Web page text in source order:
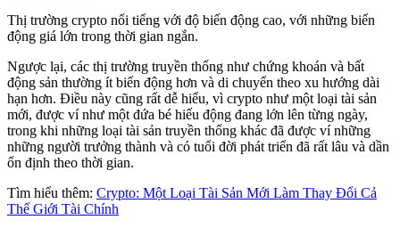
Thị trường crypto nổi tiếng với độ biến động cao, với những biến
động giá lớn trong thời gian ngắn.
Ngược lại, các thị trường truyền thống như chứng khoán và bất
động sản thường ít biến động hơn và di chuyển theo xu hướng dài
hạn hơn. Điều này cũng rất dễ hiểu, vì crypto như một loại tài sản
mới, được ví như một đứa bé hiếu động đang lớn lên từng ngày,
trong khi những loại tài sản truyền thống khác đã được ví những
những người trưởng thành và có tuổi đời phát triển đã rất lâu và dần
ổn định theo thời gian.
Tìm hiểu thêm: Crypto: Một Loại Tài Sản Mới Làm Thay Đổi Cả
Thế Giới Tài Chính